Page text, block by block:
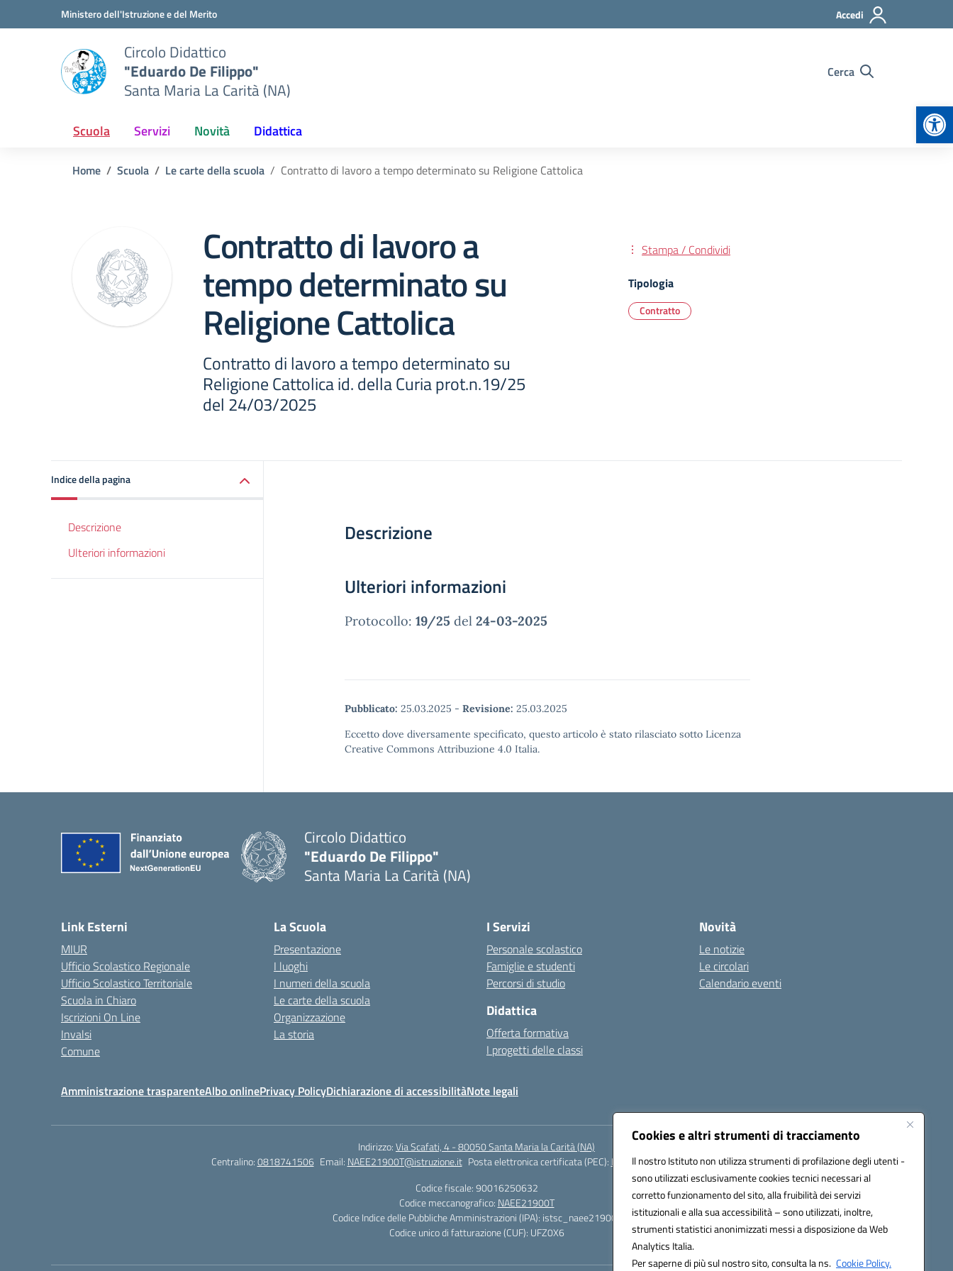
Cookies e altri strumenti di tracciamento
Il nostro Istituto non utilizza strumenti di profilazione degli utenti -
sono utilizzati esclusivamente cookies tecnici necessari al
corretto funzionamento del sito, alla fruibilità dei servizi
istituzionali e alla sua accessibilità – sono utilizzati, inoltre,
strumenti statistici anonimizzati messi a disposizione da Web
Analytics Italia.
Per saperne di più sul nostro sito, consulta la ns. Cookie Policy.
Vai ai contenuti
Vai al menu di navigazioneMinistero dell'Istruzione e del Merito Accedi
Circolo Didattico
"Eduardo De Filippo"
Santa Maria La Carità (NA)
Cerca
Scuola Servizi Novità Didattica
Home Scuola Le carte della scuola Contratto di lavoro a tempo determinato su Religione Cattolica
Contratto di lavoro a
tempo determinato su
Religione Cattolica
Contratto di lavoro a tempo determinato su
Religione Cattolica id. della Curia prot.n.19/25
del 24/03/2025
Stampa / Condividi
Tipologia
Contratto
Indice della pagina
Descrizione
Ulteriori informazioni
Descrizione
Ulteriori informazioni
Protocollo: 19/25 del 24-03-2025
Pubblicato: 25.03.2025 - Revisione: 25.03.2025
Eccetto dove diversamente specificato, questo articolo è stato rilasciato sotto Licenza
Creative Commons Attribuzione 4.0 Italia.
Circolo Didattico
"Eduardo De Filippo"
Santa Maria La Carità (NA)
Link Esterni
MIUR
Ufficio Scolastico Regionale
Ufficio Scolastico Territoriale
Scuola in Chiaro
Iscrizioni On Line
Invalsi
Comune
La Scuola
Presentazione
I luoghi
I numeri della scuola
Le carte della scuola
Organizzazione
La storia
I Servizi
Personale scolastico
Famiglie e studenti
Percorsi di studio
Didattica
Offerta formativa
I progetti delle classi
Novità
Le notizie
Le circolari
Calendario eventi
Amministrazione trasparenteAlbo onlinePrivacy PolicyDichiarazione di accessibilitàNote legali
Indirizzo:Via Scafati, 4 - 80050 Santa Maria la Carità (NA)
Centralino:0818741506 Email: NAEE21900T@istruzione.it Posta elettronica certificata (PEC): NAEE21900T@pec.istruzione.it
Codice fiscale: 90016250632
Codice meccanografico: NAEE21900T
Codice Indice delle Pubbliche Amministrazioni (IPA): istsc_naee21900t
Codice unico di fatturazione (CUF): UFZ0X6